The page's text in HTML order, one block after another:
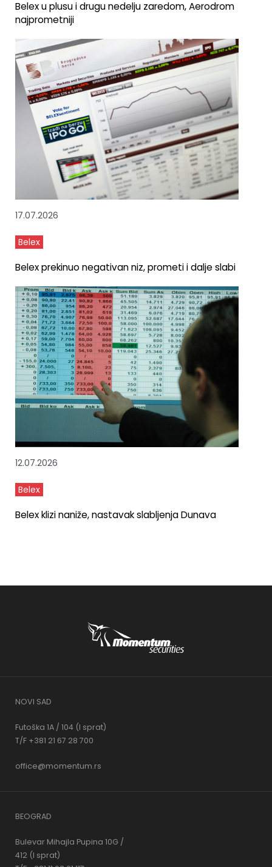
Belex u plusu i drugu nedelju zaredom, Aerodrom
najprometniji
17.07.2026
Belex
Belex prekinuo negativan niz, prometi i dalje slabi
12.07.2026
Belex
Belex klizi naniže, nastavak slabljenja Dunava
NOVI SAD
Futoška 1A / 104 (I sprat)
T/F +381 21 67 28 700
office@momentum.rs
BEOGRAD
Bulevar Mihajla Pupina 10G /
412 (I sprat)